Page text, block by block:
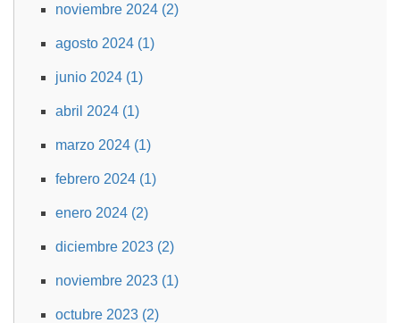
noviembre 2024 (2)
agosto 2024 (1)
junio 2024 (1)
abril 2024 (1)
marzo 2024 (1)
febrero 2024 (1)
enero 2024 (2)
diciembre 2023 (2)
noviembre 2023 (1)
octubre 2023 (2)